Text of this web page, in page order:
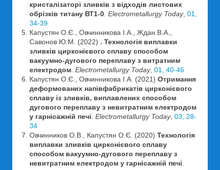
кристалізаторі зливків з відходів листових
обрізків титану ВТ1-0 Electrometallurgy Today, 01,
34-39
Капустян О.Є., Овчинникова І.А., Ждан В.А.,
Савонов Ю.М. (2022) . Технологія виплавки
зливків цирконієвого сплаву способом
вакуумно-дугового переплаву з витратним
електродом Electrometallurgy Today, 01, 40-46
Капустян О.Є., Овчинникова І.А. (2021) Отримання
деформованих напівфабрикатів цирконієвого
сплаву із зливків, виплавлених способом
дугового переплаву з невитратним електродом
у гарнісажній печі Electrometallurgy Today, 03, 28-
34
Овчинников О.В., Капустян О.Є. (2020) Технологія
виплавки зливків цирконієвого сплаву
способом вакуумно-дугового переплаву з
невитратним електродом у гарнісажній печі